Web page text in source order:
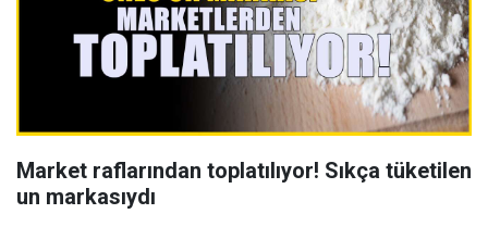
Market raflarından toplatılıyor! Sıkça tüketilen
un markasıydı